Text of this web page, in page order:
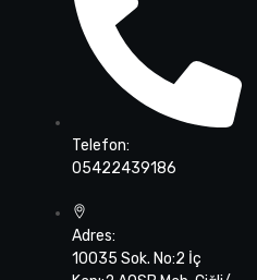
Telefon:
05422439186
Adres:
10035 Sok. No:2 İç